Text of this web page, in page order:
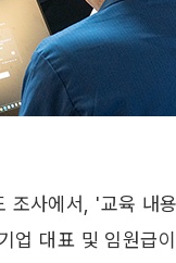
조사에서, '교육 내
업 대표 및 임원급